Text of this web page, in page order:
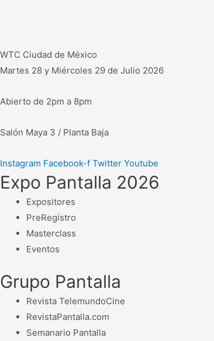
WTC Ciudad de México
Martes 28 y Miércoles 29 de Julio 2026
Abierto de 2pm a 8pm
Salón Maya 3 / Planta Baja
Instagram Facebook-f Twitter Youtube
Expo Pantalla 2026
Expositores
PreRegístro
Masterclass
Eventos
Grupo Pantalla
Revista TelemundoCine
RevistaPantalla.com
Semanario Pantalla